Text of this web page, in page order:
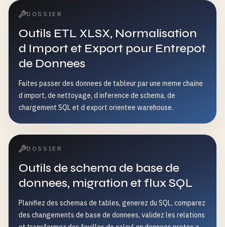
DOSSIER
Outils ETL XLSX, Normalisation
d Import et Export pour Entrepot
de Donnees
Faites passer des donnees de tableur par une meme chaine
d import, de nettoyage, d inference de schema, de
chargement SQL et d export orientee warehouse.
DOSSIER
Outils de schema de base de
donnees, migration et flux SQL
Planifiez des schemas de tables, generez du SQL, comparez
des changements de base de donnees, validez les relations